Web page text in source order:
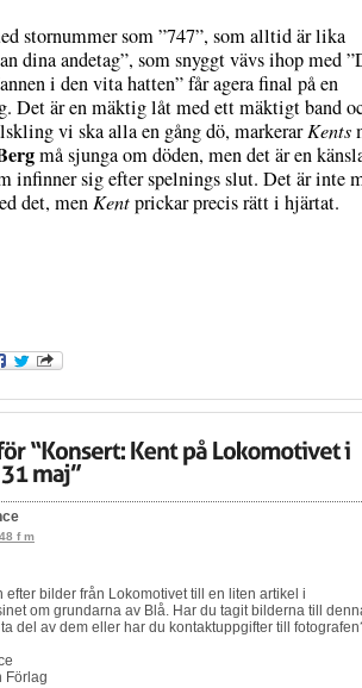
stornummer som ”747”, som alltid är lika
dina andetag”, som snyggt vävs ihop med
i den vita hatten” får agera final på en
Det är en mäktig låt med ett mäktigt band
vi ska alla en gång dö, markerarKents
må sjunga om döden, men det är en
infinner sig efter spelnings slut. Det är inte
det, menKentprickar precis rätt i hjärtat.
f m
efter bilder från Lokomotivet till en liten artikel i
om grundarna av Blå. Har du tagit bilderna till
del av dem eller har du kontaktuppgifter till
Förlag